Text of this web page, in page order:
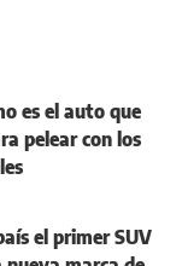
es el auto que
pelear con los
el primer SUV